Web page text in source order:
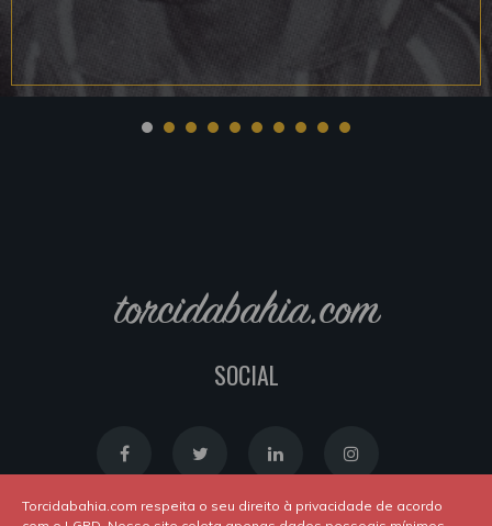
torcidabahia.com
SOCIAL
Torcidabahia.com respeita o seu direito à privacidade de acordo